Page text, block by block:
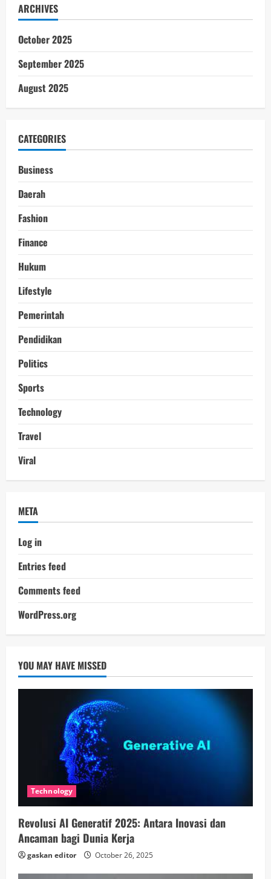
ARCHIVES
October 2025
September 2025
August 2025
CATEGORIES
Business
Daerah
Fashion
Finance
Hukum
Lifestyle
Pemerintah
Pendidikan
Politics
Sports
Technology
Travel
Viral
META
Log in
Entries feed
Comments feed
WordPress.org
YOU MAY HAVE MISSED
Technology
Revolusi AI Generatif 2025: Antara Inovasi dan
Ancaman bagi Dunia Kerja
gaskan editor October 26, 2025